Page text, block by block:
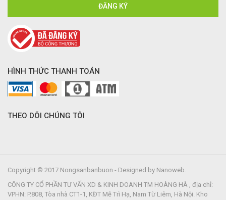
HÌNH THỨC THANH TOÁN
THEO DÕI CHÚNG TÔI
Copyright © 2017 Nongsanbanbuon - Designed by Nanoweb.
CÔNG TY CỔ PHẦN TƯ VẤN XD & KINH DOANH TM HOÀNG HÀ , địa chỉ:
VPHN: P.808, Tòa nhà CT1-1, KĐT Mễ Trì Hạ, Nam Từ Liêm, Hà Nội. Kho